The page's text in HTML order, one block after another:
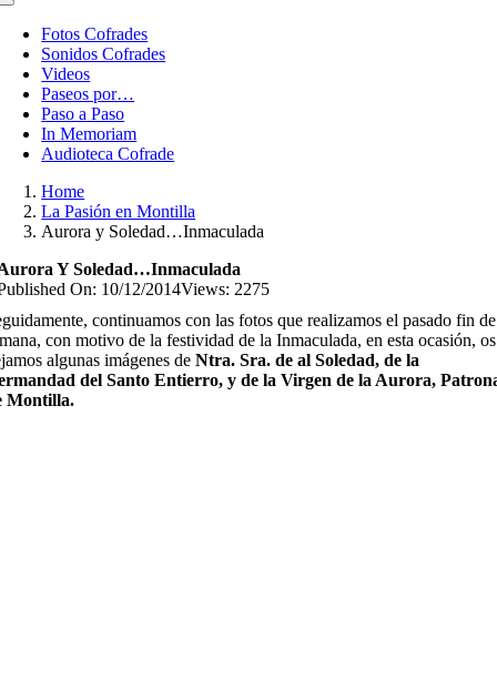
Toggle
NavigationFotos Cofrades
Sonidos Cofrades
Videos
Paseos por…
Paso a Paso
In Memoriam
Audioteca Cofrade
Home
La Pasión en Montilla
Aurora y Soledad…Inmaculada
Y Soledad…Inmaculada
On: 10/12/2014Views: 2275
continuamos con las fotos que realizamos el pasado fin de
con motivo de la festividad de la Inmaculada, en esta ocasión, os
algunas imágenes de Ntra. Sra. de al Soledad, de la
del Santo Entierro, y de la Virgen de la Aurora,
Montilla.